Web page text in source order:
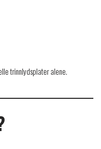
trinnlydsplater alene.